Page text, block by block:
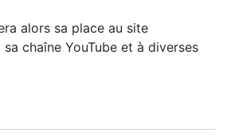
alors sa place au site
sa chaîne YouTube et à diverses